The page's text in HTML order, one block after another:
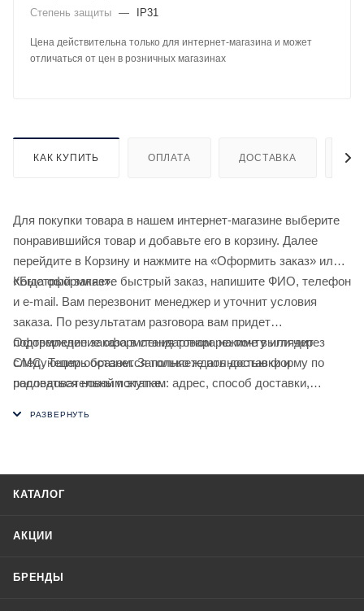
Степень защиты — IP31
Цена действительна только для интернет-магазина и может
отличаться от цен в розничных магазинах
КАК КУПИТЬ ОПЛАТА ДОСТАВКА
Для покупки товара в нашем интернет-магазине выберите
понравившийся товар и добавьте его в корзину. Далее
перейдите в Корзину и нажмите на «Оформить заказ» или
«Быстрый заказ».
Когда оформляете быстрый заказ, напишите ФИО, телефон
и e-mail. Вам перезвонит менеджер и уточнит условия
заказа. По результатам разговора вам придет
подтверждение оформления товара на почту или через
СМС. Теперь останется только ждать доставки и
радоваться новой покупке.
Оформление заказа в стандартном режиме выглядит
следующим образом. Заполняете полностью форму по
последовательным этапам: адрес, способ доставки,
КАТАЛОГ
АКЦИИ
БРЕНДЫ